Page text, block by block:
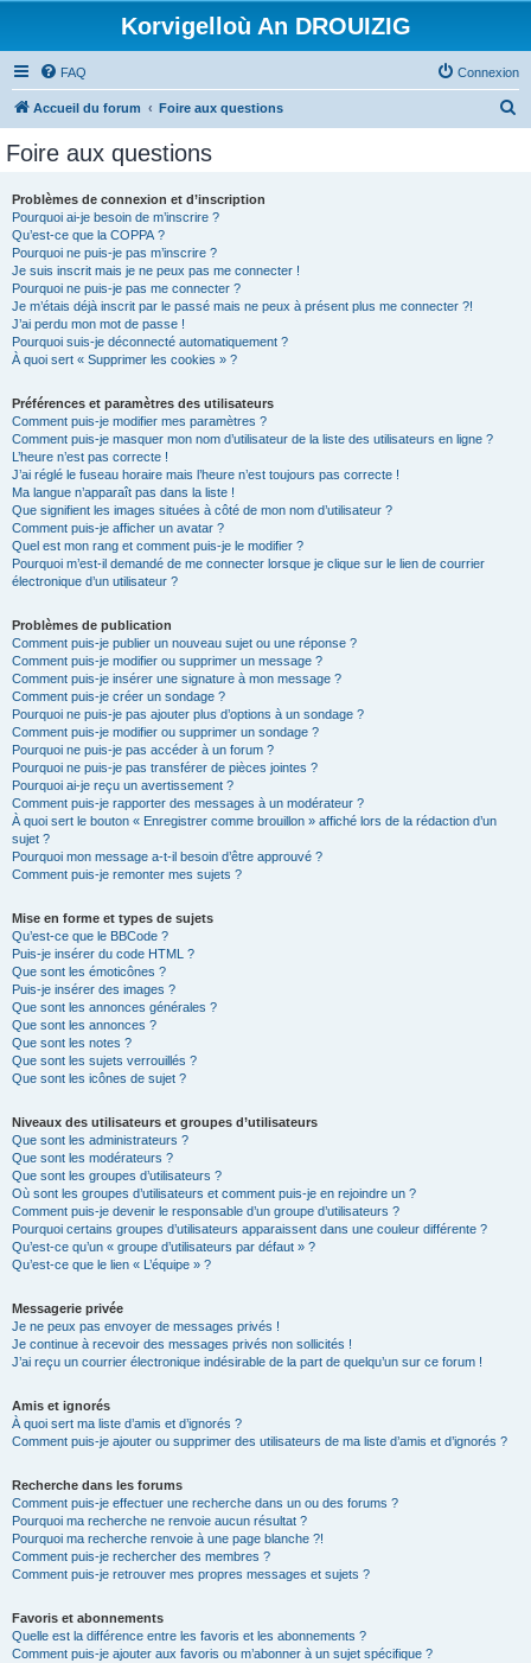
Korvigelloù An DROUIZIG
FAQ Connexion
Accueil du forum Foire aux questions
Foire aux questions
Problèmes de connexion et d’inscription
Pourquoi ai-je besoin de m’inscrire ?
Qu’est-ce que la COPPA ?
Pourquoi ne puis-je pas m’inscrire ?
Je suis inscrit mais je ne peux pas me connecter !
Pourquoi ne puis-je pas me connecter ?
Je m’étais déjà inscrit par le passé mais ne peux à présent plus me connecter ?!
J’ai perdu mon mot de passe !
Pourquoi suis-je déconnecté automatiquement ?
À quoi sert « Supprimer les cookies » ?
Préférences et paramètres des utilisateurs
Comment puis-je modifier mes paramètres ?
Comment puis-je masquer mon nom d’utilisateur de la liste des utilisateurs en ligne ?
L’heure n’est pas correcte !
J’ai réglé le fuseau horaire mais l’heure n’est toujours pas correcte !
Ma langue n’apparaît pas dans la liste !
Que signifient les images situées à côté de mon nom d’utilisateur ?
Comment puis-je afficher un avatar ?
Quel est mon rang et comment puis-je le modifier ?
Pourquoi m’est-il demandé de me connecter lorsque je clique sur le lien de courrier
électronique d’un utilisateur ?
Problèmes de publication
Comment puis-je publier un nouveau sujet ou une réponse ?
Comment puis-je modifier ou supprimer un message ?
Comment puis-je insérer une signature à mon message ?
Comment puis-je créer un sondage ?
Pourquoi ne puis-je pas ajouter plus d’options à un sondage ?
Comment puis-je modifier ou supprimer un sondage ?
Pourquoi ne puis-je pas accéder à un forum ?
Pourquoi ne puis-je pas transférer de pièces jointes ?
Pourquoi ai-je reçu un avertissement ?
Comment puis-je rapporter des messages à un modérateur ?
À quoi sert le bouton « Enregistrer comme brouillon » affiché lors de la rédaction d’un
sujet ?
Pourquoi mon message a-t-il besoin d’être approuvé ?
Comment puis-je remonter mes sujets ?
Mise en forme et types de sujets
Qu’est-ce que le BBCode ?
Puis-je insérer du code HTML ?
Que sont les émoticônes ?
Puis-je insérer des images ?
Que sont les annonces générales ?
Que sont les annonces ?
Que sont les notes ?
Que sont les sujets verrouillés ?
Que sont les icônes de sujet ?
Niveaux des utilisateurs et groupes d’utilisateurs
Que sont les administrateurs ?
Que sont les modérateurs ?
Que sont les groupes d’utilisateurs ?
Où sont les groupes d’utilisateurs et comment puis-je en rejoindre un ?
Comment puis-je devenir le responsable d’un groupe d’utilisateurs ?
Pourquoi certains groupes d’utilisateurs apparaissent dans une couleur différente ?
Qu’est-ce qu’un « groupe d’utilisateurs par défaut » ?
Qu’est-ce que le lien « L’équipe » ?
Messagerie privée
Je ne peux pas envoyer de messages privés !
Je continue à recevoir des messages privés non sollicités !
J’ai reçu un courrier électronique indésirable de la part de quelqu’un sur ce forum !
Amis et ignorés
À quoi sert ma liste d’amis et d’ignorés ?
Comment puis-je ajouter ou supprimer des utilisateurs de ma liste d’amis et d’ignorés ?
Recherche dans les forums
Comment puis-je effectuer une recherche dans un ou des forums ?
Pourquoi ma recherche ne renvoie aucun résultat ?
Pourquoi ma recherche renvoie à une page blanche ?!
Comment puis-je rechercher des membres ?
Comment puis-je retrouver mes propres messages et sujets ?
Favoris et abonnements
Quelle est la différence entre les favoris et les abonnements ?
Comment puis-je ajouter aux favoris ou m’abonner à un sujet spécifique ?